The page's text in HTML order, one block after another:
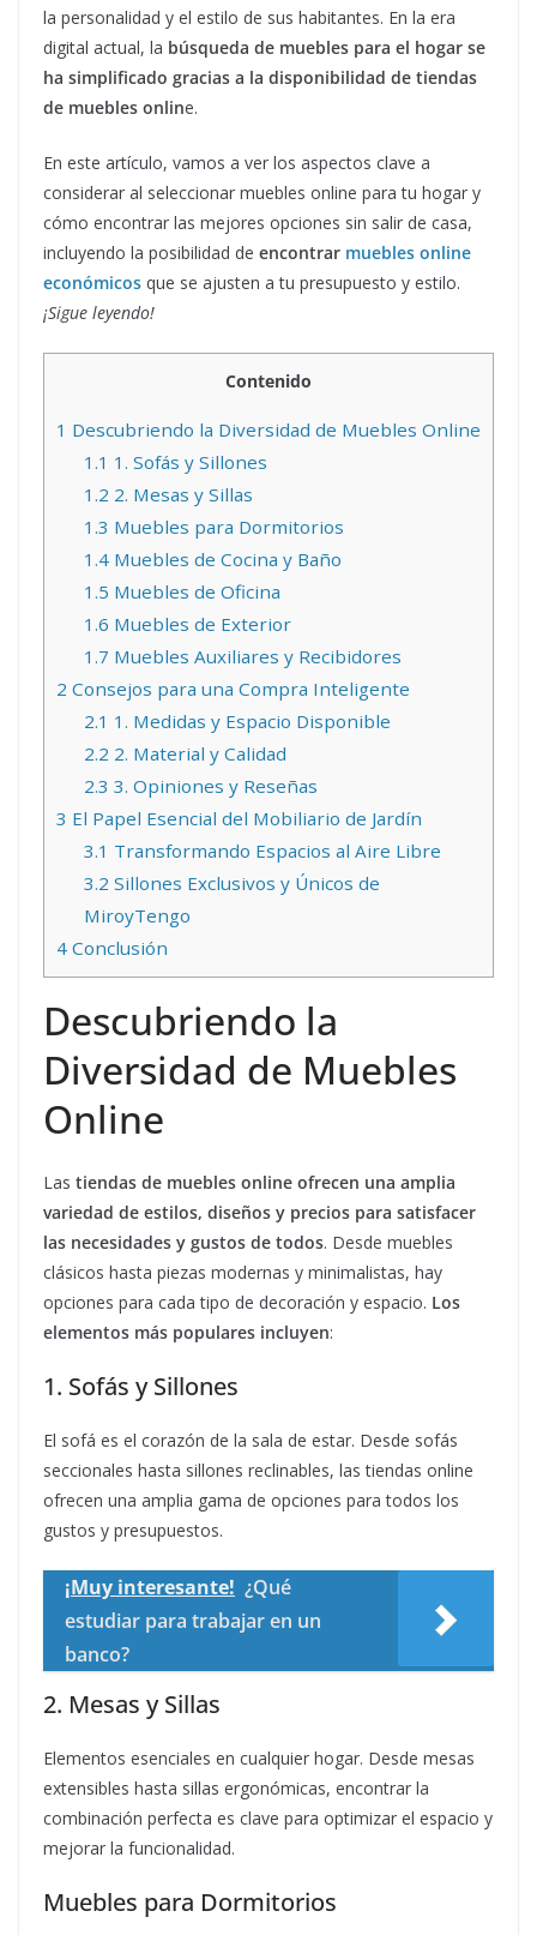
la personalidad y el estilo de sus habitantes. En la era
digital actual, la búsqueda de muebles para el hogar se
ha simplificado gracias a la disponibilidad de tiendas
de muebles online.
En este artículo, vamos a ver los aspectos clave a
considerar al seleccionar muebles online para tu hogar y
cómo encontrar las mejores opciones sin salir de casa,
incluyendo la posibilidad de encontrar muebles online
económicos que se ajusten a tu presupuesto y estilo.
¡Sigue leyendo!
Contenido
1 Descubriendo la Diversidad de Muebles Online
1.1 1. Sofás y Sillones
1.2 2. Mesas y Sillas
1.3 Muebles para Dormitorios
1.4Muebles de Cocina y Baño
1.5 Muebles de Oficina
1.6 Muebles de Exterior
1.7 Muebles Auxiliares y Recibidores
2 Consejos para una Compra Inteligente
2.1 1. Medidas y Espacio Disponible
2.2 2. Material y Calidad
2.3 3. Opiniones y Reseñas
3 El Papel Esencial del Mobiliario de Jardín
3.1 Transformando Espacios al Aire Libre
3.2 Sillones Exclusivos y Únicos de
MiroyTengo
4 Conclusión
Descubriendo la
Diversidad de Muebles
Online
Las tiendas de muebles online ofrecen una amplia
variedad de estilos, diseños y precios para satisfacer
las necesidades y gustos de todos. Desde muebles
clásicos hasta piezas modernas y minimalistas, hay
opciones para cada tipo de decoración y espacio. Los
elementos más populares incluyen:
1. Sofás y Sillones
El sofá es el corazón de la sala de estar. Desde sofás
seccionales hasta sillones reclinables, las tiendas online
ofrecen una amplia gama de opciones para todos los
gustos y presupuestos.
¡Muy interesante! ¿Qué
estudiar para trabajar en un
banco?
2. Mesas y Sillas
Elementos esenciales en cualquier hogar. Desde mesas
extensibles hasta sillas ergonómicas, encontrar la
combinación perfecta es clave para optimizar el espacio y
mejorar la funcionalidad.
Muebles para Dormitorios